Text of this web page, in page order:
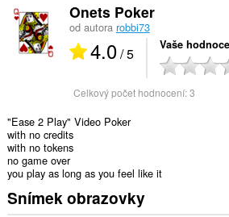
Onets Poker
od autora robbi73
4.0/ 5 Vaše
Celkový počet hodnocení:3
"Ease 2 Play" Video Poker
with no credits
with no tokens
no game over
you play as long as you feel like it
Snímek obrazovky